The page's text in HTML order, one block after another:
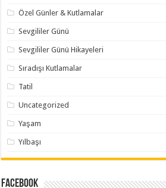
Özel Günler & Kutlamalar
Sevgililer Günü
Sevgililer Günü Hikayeleri
Sıradışı Kutlamalar
Tatil
Uncategorized
Yaşam
Yılbaşı
Facebook